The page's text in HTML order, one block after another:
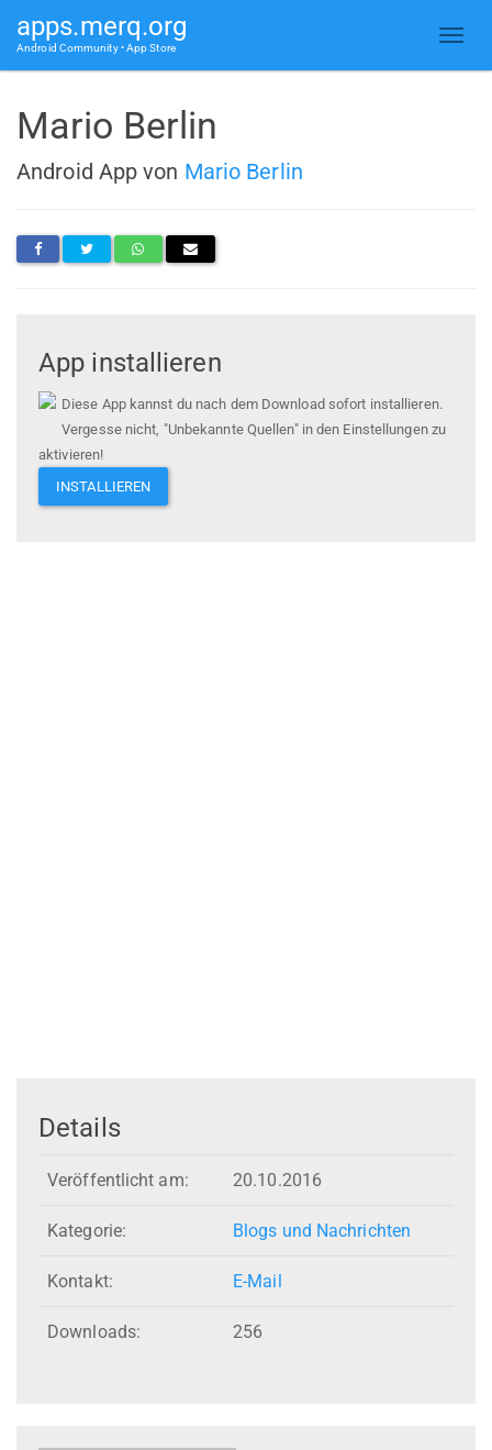
apps.merq.org
Android Community • App Store
Mario Berlin
Android App von Mario Berlin
App installieren
Diese App kannst du nach dem Download sofort installieren.
Vergesse nicht, "Unbekannte Quellen" in den Einstellungen zu
aktivieren!
INSTALLIEREN
Details
Veröffentlicht am: 20.10.2016
Kategorie: Blogs und Nachrichten
Kontakt: E-Mail
Downloads: 256